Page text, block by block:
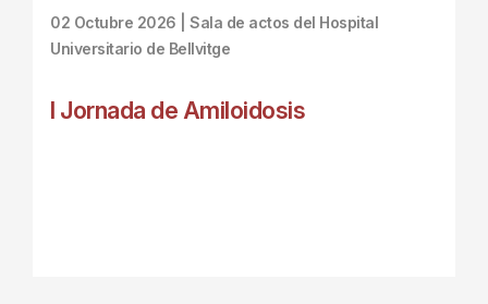
02 Octubre 2026 | Sala de actos del Hospital
Universitario de Bellvitge
I Jornada de Amiloidosis